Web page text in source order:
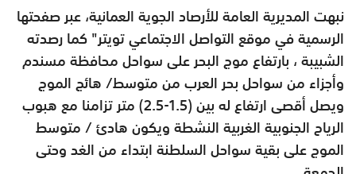
نبهت المديرية العامة للأرصاد الجوية العمانية، عبر صفحتها
الرسمية في موقع التواصل الاجتماعي تويتر" كما رصدته
الشبيبة ، بارتفاع موج البحر على سواحل محافظة مسندم
وأجزاء من سواحل بحر العرب من متوسط/ هائج الموج
ويصل أقصى ارتفاع له بين (1.5-2.5) متر تزامنا مع هبوب
الرياح الجنوبية الغربية النشطة ويكون هادئ / متوسط
الموج على بقية سواحل السلطنة ابتداء من الغد وحتى